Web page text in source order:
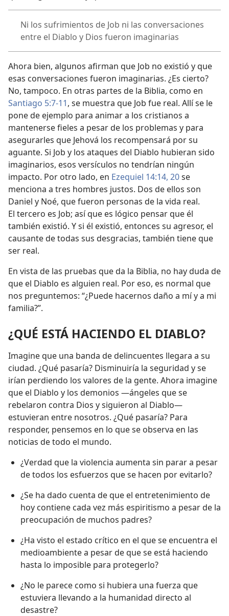
Ni los sufrimientos de Job ni las conversaciones
entre el Diablo y Dios fueron imaginarias
Ahora bien, algunos afirman que Job no existió y que
esas conversaciones fueron imaginarias. ¿Es cierto?
No, tampoco. En otras partes de la Biblia, como en
Santiago 5:7-11, se muestra que Job fue real. Allí se le
pone de ejemplo para animar a los cristianos a
mantenerse fieles a pesar de los problemas y para
asegurarles que Jehová los recompensará por su
aguante. Si Job y los ataques del Diablo hubieran sido
imaginarios, esos versículos no tendrían ningún
impacto. Por otro lado, en Ezequiel 14:14, 20se
menciona a tres hombres justos. Dos de ellos son
Daniel y Noé, que fueron personas de la vida real.
El tercero es Job; así que es lógico pensar que él
también existió. Y si él existió, entonces su agresor, el
causante de todas sus desgracias, también tiene que
ser real.
En vista de las pruebas que da la Biblia, no hay duda de
que el Diablo es alguien real. Por eso, es normal que
nos preguntemos: “¿Puede hacernos daño a mí y a mi
familia?”.
¿QUÉ ESTÁ HACIENDO EL DIABLO?
Imagine que una banda de delincuentes llegara a su
ciudad. ¿Qué pasaría? Disminuiría la seguridad y se
irían perdiendo los valores de la gente. Ahora imagine
que el Diablo y los demonios —ángeles que se
rebelaron contra Dios y siguieron al Diablo—
estuvieran entre nosotros. ¿Qué pasaría? Para
responder, pensemos en lo que se observa en las
noticias de todo el mundo.
¿Verdad que la violencia aumenta sin parar a pesar
de todos los esfuerzos que se hacen por evitarlo?
¿Se ha dado cuenta de que el entretenimiento de
hoy contiene cada vez más espiritismo a pesar de la
preocupación de muchos padres?
¿Ha visto el estado crítico en el que se encuentra el
medioambiente a pesar de que se está haciendo
hasta lo imposible para protegerlo?
¿No le parece como si hubiera una fuerza que
estuviera llevando a la humanidad directo al
desastre?